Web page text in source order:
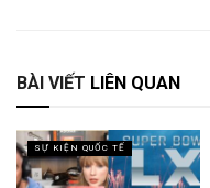
BÀI VIẾT LIÊN QUAN
SỰ KIỆN QUỐC TẾ